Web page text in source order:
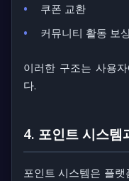
쿠폰 교환
커뮤니티 활동 보
이러한 구조는 사용
다.
4. 포인트 시스템
포인트 시스템은 플